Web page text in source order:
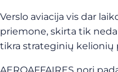
Verslo aviacija vis dar
priemone, skirta tik
tikra strateginių kelionių